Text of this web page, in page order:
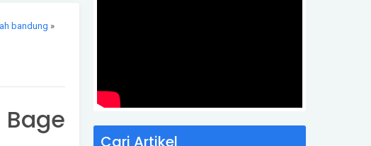
bandung »
Cari Artikel